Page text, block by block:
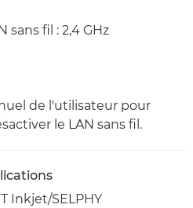
sans fil : 2,4 GHz
de l'utilisateur pour
le LAN sans fil.
Inkjet/SELPHY